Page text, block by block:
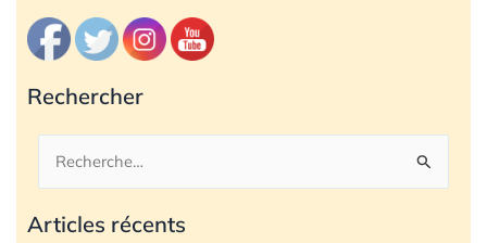
Rechercher
Rechercher :
Articles récents